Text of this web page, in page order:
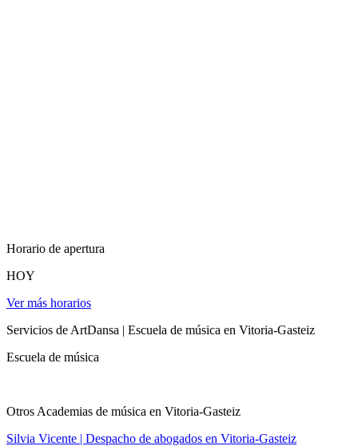
Horario de apertura
HOY
Ver más horarios
Servicios de ArtDansa | Escuela de música en Vitoria-Gasteiz
Escuela de música
Otros Academias de música en Vitoria-Gasteiz
Silvia Vicente | Despacho de abogados en Vitoria-Gasteiz